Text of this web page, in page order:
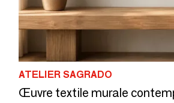
ATELIER SAGRADO